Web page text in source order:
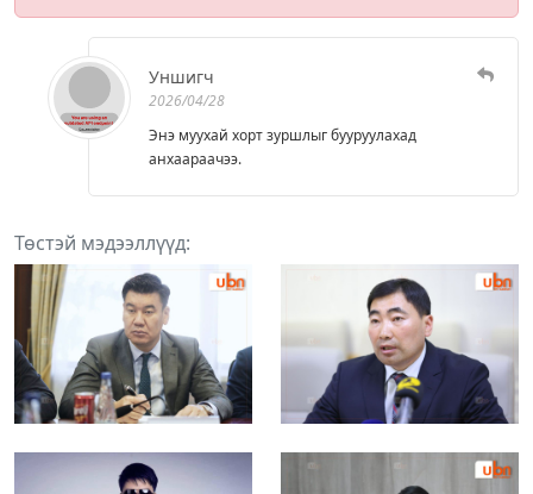
Уншигч
2026/04/28
Энэ муухай хорт зуршлыг бууруулахад
анхаараачээ.
Төстэй мэдээллүүд: